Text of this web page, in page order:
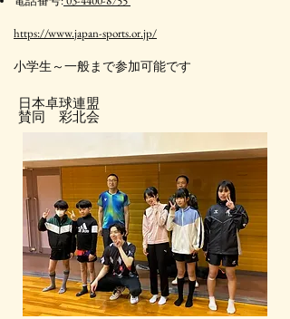
https://www.japan-sports.or.jp/
​小学生～一般まで参加可能です
日本卓球連盟
賛同 彩北会